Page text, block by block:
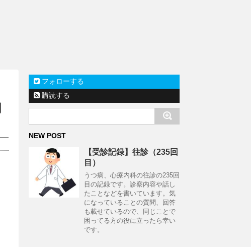
フォローする
購読する
NEW POST
【受診記録】往診（235回
目）
うつ病、心療内科の往診の235回
目の記録です。診察内容や話し
たことなどを書いています。気
になっていることの質問、回答
も載せているので、同じことで
困ってる方の役に立ったら幸い
です。